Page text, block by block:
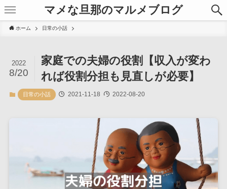
マメな旦那のマルメブログ
ホーム 日常の小話
家庭での夫婦の役割【収入が変わ
れば役割分担も見直しが必要】
2022
8/20
日常の小話 2021-11-18 2022-08-20